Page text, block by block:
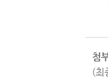
첨
(최